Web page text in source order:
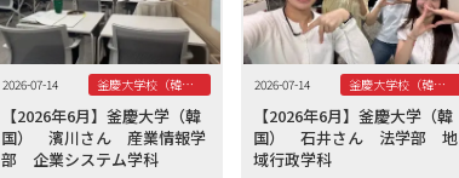
2026-07-14 釜慶大学校（韓国）
【2026年6月】釜慶大学（韓
国） 濱川さん 産業情報学
部 企業システム学科
2026-07-14 釜慶大学校（韓国）
【2026年6月】釜慶大学（韓
国） 石井さん 法学部 地
域行政学科